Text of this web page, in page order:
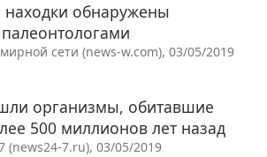
обнаружены
сети (news-w.com), 03/05/2019
организмы, обитавшие
500 миллионов лет назад
(news24-7.ru), 03/05/2019